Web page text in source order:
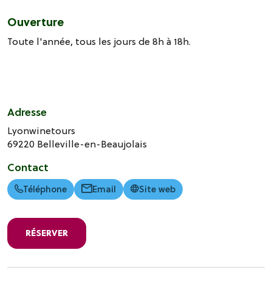
Ouverture
Toute l'année, tous les jours de 8h à 18h.
Adresse
Lyonwinetours
69220 Belleville-en-Beaujolais
Contact
Téléphone Email Site web
RÉSERVER